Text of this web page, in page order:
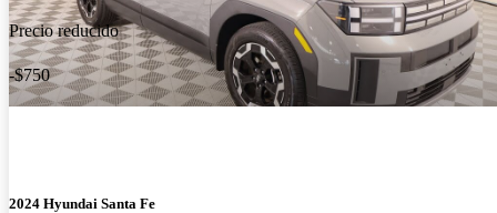
Precio reducido
-$750
2024 Hyundai Santa Fe